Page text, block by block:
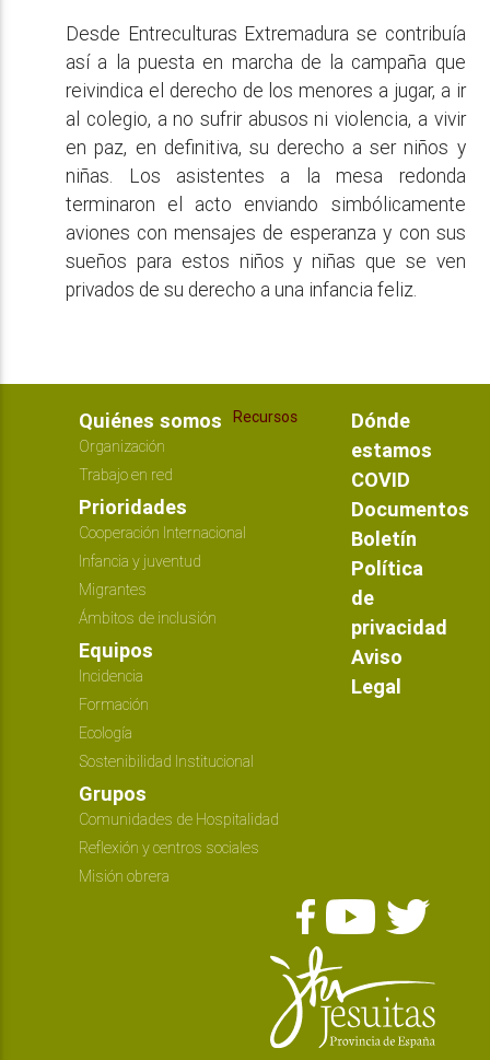
Desde Entreculturas Extremadura se contribuía
así a la puesta en marcha de la campaña que
reivindica el derecho de los menores a jugar, a ir
al colegio, a no sufrir abusos ni violencia, a vivir
en paz, en definitiva, su derecho a ser niños y
niñas. Los asistentes a la mesa redonda
terminaron el acto enviando simbólicamente
aviones con mensajes de esperanza y con sus
sueños para estos niños y niñas que se ven
privados de su derecho a una infancia feliz.
Quiénes somos
Organización
Trabajo en red
Recursos
Prioridades
Cooperación Internacional
Infancia y juventud
Migrantes
Ámbitos de inclusión
Equipos
Incidencia
Formación
Ecología
Sostenibilidad Institucional
Grupos
Comunidades de Hospitalidad
Reflexión y centros sociales
Misión obrera
Dónde
estamos
COVID
Documentos
Boletín
Política
de
privacidad
Aviso
Legal